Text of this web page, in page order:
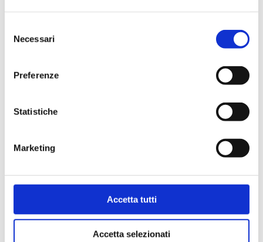
delNecessari
Preferenze
Statistiche
Marketing
Accetta tutti
Accetta selezionati
2 valvole a sfera per gruppi DN 40 e DN 50